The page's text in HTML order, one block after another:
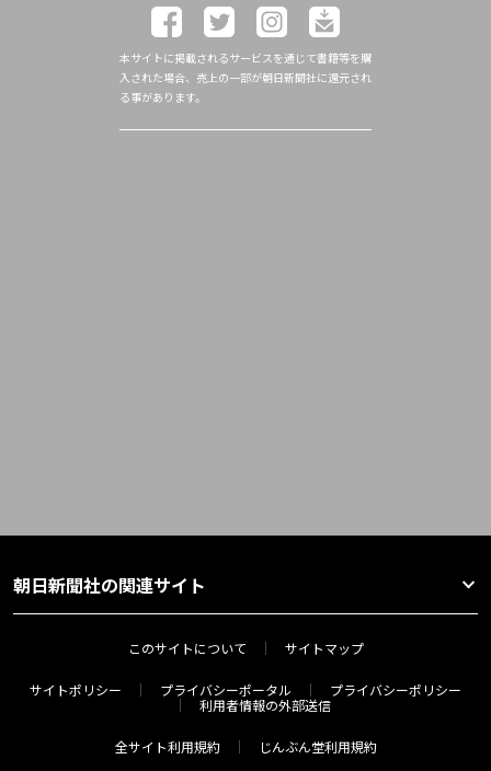
本サイトに掲載されるサービスを通じて書籍等を購
入された場合、売上の一部が朝日新聞社に還元され
る事があります。
朝日新聞社の関連サイト
このサイトについて サイトマップ
サイトポリシー プライバシーポータル
プライバシーポリシー
利用者情報の外部送信
全サイト利用規約 じんぶん堂利用規約